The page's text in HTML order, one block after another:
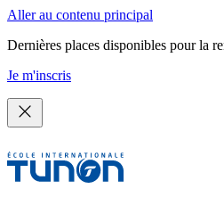
Aller au contenu principal
Dernières places disponibles pour la
Je m'inscris